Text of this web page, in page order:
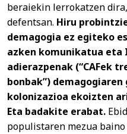
beraiekin lerrokatzen
defentsan. Hiru
demagogia ez egiteko
azken komunikatua eta
adierazpenak (“CAFek
bonbak”) demagogiaren
kolonizazioa ekoizten
Eta badakite erabat.
populistaren mezua